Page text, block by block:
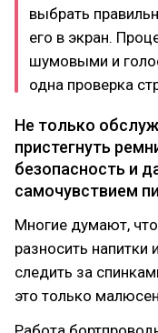
выбрать
его в экран.
шумовыми и
одна проверка
Не только
пристегнуть
безопасность и
самочувствием
Многие думают,
разносить напитки
следить за
это только